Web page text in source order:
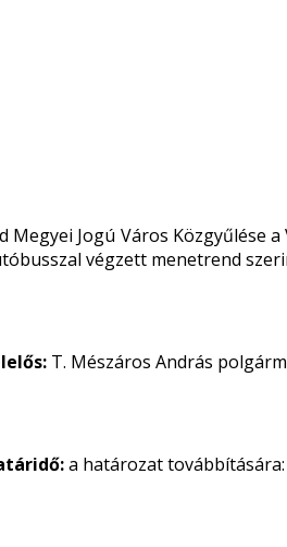
Megyei Jogú Város Közgyűlése
végzett menetrend
T. Mészáros András
a határozat